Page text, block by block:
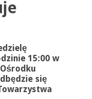
15:00 w
się